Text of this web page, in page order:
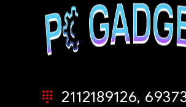
2112189126,